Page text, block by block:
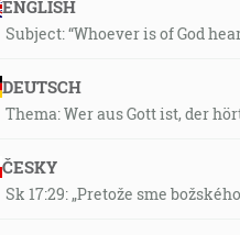
ENGLISH
Subject: “Whoever is of God
DEUTSCH
Thema: Wer aus Gott ist, der
ČESKY
Sk 17:29: „Pretože sme